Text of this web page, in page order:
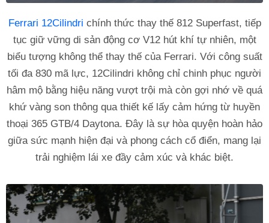
Ferrari 12Cilindri chính thức thay thế 812 Superfast, tiếp
tục giữ vững di sản động cơ V12 hút khí tự nhiên, một
biểu tượng không thể thay thế của Ferrari. Với công suất
tối đa 830 mã lực, 12Cilindri không chỉ chinh phục người
hâm mộ bằng hiệu năng vượt trội mà còn gợi nhớ về quá
khứ vàng son thông qua thiết kế lấy cảm hứng từ huyền
thoại 365 GTB/4 Daytona. Đây là sự hòa quyện hoàn hảo
giữa sức mạnh hiện đại và phong cách cổ điển, mang lại
trải nghiệm lái xe đầy cảm xúc và khác biệt.